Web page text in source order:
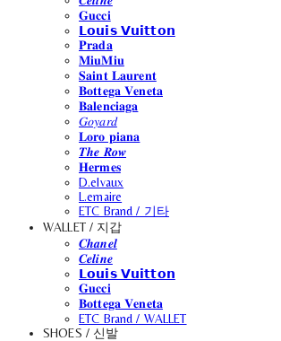
𝐆𝐮𝐜𝐜𝐢
𝗟𝗼𝘂𝗶𝘀 𝗩𝘂𝗶𝘁𝘁𝗼𝗻
𝐏𝐫𝐚𝐝𝐚
𝐌𝐢𝐮𝐌𝐢𝐮
𝐒𝐚𝐢𝐧𝐭 𝐋𝐚𝐮𝐫𝐞𝐧𝐭
𝐁𝐨𝐭𝐭𝐞𝐠𝐚 𝐕𝐞𝐧𝐞𝐭𝐚
𝐁𝐚𝐥𝐞𝐧𝐜𝐢𝐚𝐠𝐚
𝐺𝑜𝑦𝑎𝑟𝑑
𝐋𝐨𝐫𝐨 𝐩𝐢𝐚𝐧𝐚
𝑻𝒉𝒆 𝑹𝒐𝒘
𝐇𝐞𝐫𝐦𝐞𝐬
D.elvaux
L.emaire
ETC Brand / 기타
WALLET / 지갑
𝑪𝒉𝒂𝒏𝒆𝒍
𝑪𝒆𝒍𝒊𝒏𝒆
𝗟𝗼𝘂𝗶𝘀 𝗩𝘂𝗶𝘁𝘁𝗼𝗻
𝐆𝐮𝐜𝐜𝐢
𝐁𝐨𝐭𝐭𝐞𝐠𝐚 𝐕𝐞𝐧𝐞𝐭𝐚
ETC Brand / WALLET
SHOES / 신발